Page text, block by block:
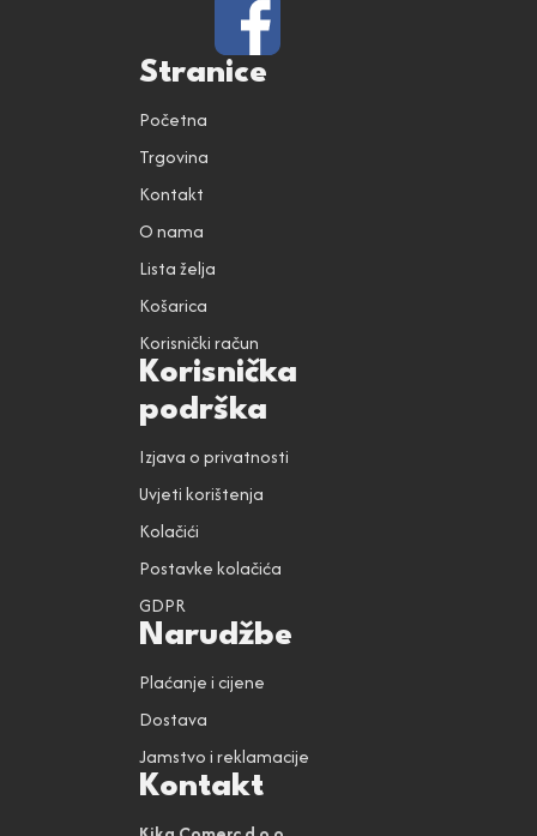
Stranice
Početna
Trgovina
Kontakt
O nama
Lista želja
Košarica
Korisnički račun
Korisnička
podrška
Izjava o privatnosti
Uvjeti korištenja
Kolačići
Postavke kolačića
GDPR
Narudžbe
Plaćanje i cijene
Dostava
Jamstvo i reklamacije
Kontakt